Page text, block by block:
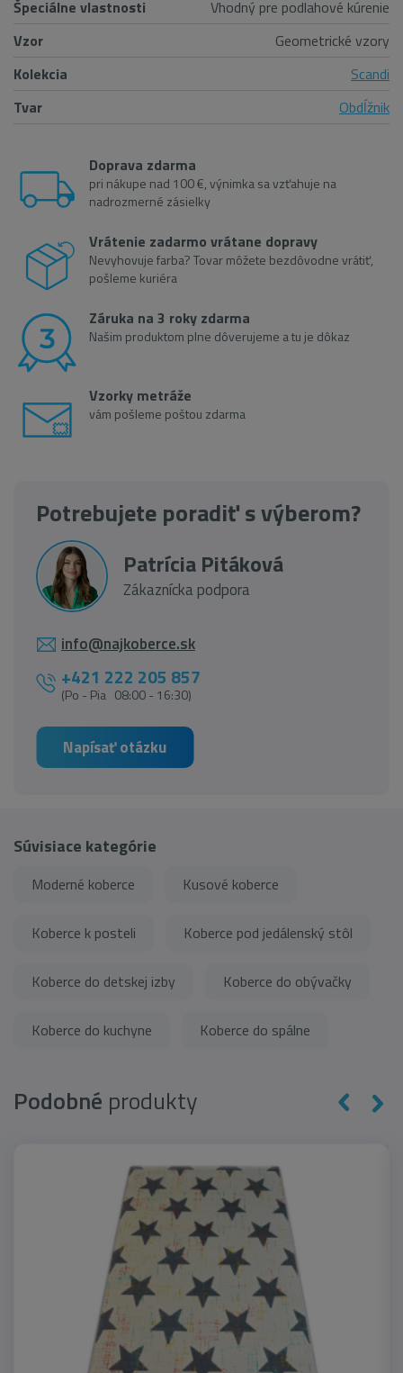
Špeciálne vlastnosti
Vhodný pre podlahové kúrenie
Vzor
Geometrické vzory
Kolekcia
Scandi
Tvar
Obdĺžnik
Doprava zdarma
pri nákupe nad 100 €, výnimka sa vzťahuje na
nadrozmerné zásielky
Vrátenie zadarmo vrátane dopravy
Nevyhovuje farba? Tovar môžete bezdôvodne vrátiť,
pošleme kuriéra
Záruka na 3 roky zdarma
Našim produktom plne dôverujeme a tu je dôkaz
Vzorky metráže
vám pošleme poštou zdarma
Potrebujete poradiť s výberom?
Patrícia Pitáková
Zákaznícka podpora
info@najkoberce.sk
+421 222 205 857
(Po - Pia 08:00 - 16:30)
Napísať otázku
Súvisiace kategórie
Moderné koberce Kusové koberce
Koberce k posteli Koberce pod jedálenský stôl
Koberce do detskej izby Koberce do obývačky
Koberce do kuchyne Koberce do spálne
Podobné produkty